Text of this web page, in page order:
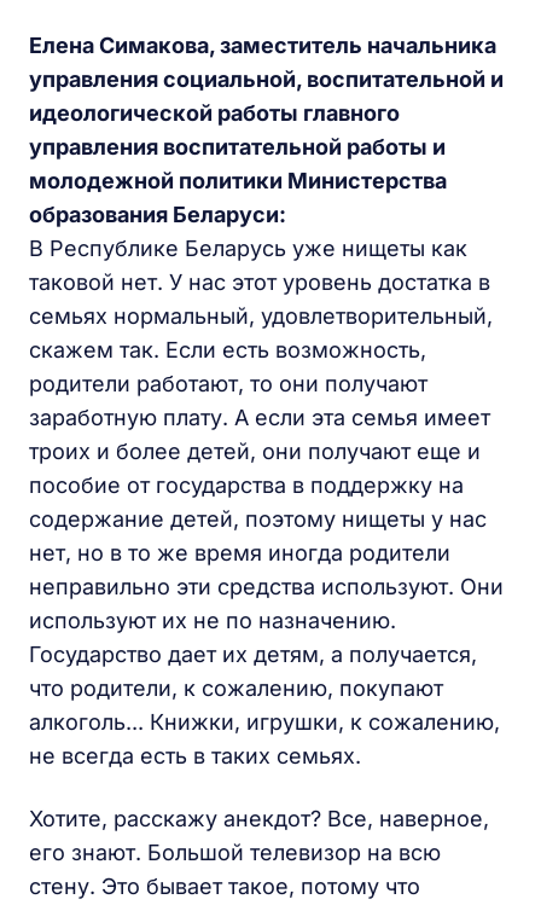
Елена Симакова, заместитель начальника
управления социальной, воспитательной и
идеологической работы главного
управления воспитательной работы и
молодежной политики Министерства
образования Беларуси:
В Республике Беларусь уже нищеты как
таковой нет. У нас этот уровень достатка в
семьях нормальный, удовлетворительный,
скажем так. Если есть возможность,
родители работают, то они получают
заработную плату. А если эта семья имеет
троих и более детей, они получают еще и
пособие от государства в поддержку на
содержание детей, поэтому нищеты у нас
нет, но в то же время иногда родители
неправильно эти средства используют. Они
используют их не по назначению.
Государство дает их детям, а получается,
что родители, к сожалению, покупают
алкоголь... Книжки, игрушки, к сожалению,
не всегда есть в таких семьях.
Хотите, расскажу анекдот? Все, наверное,
его знают. Большой телевизор на всю
стену. Это бывает такое, потому что